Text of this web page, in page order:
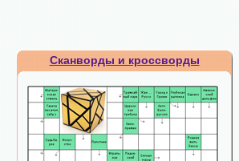
Сканворды и кроссворды